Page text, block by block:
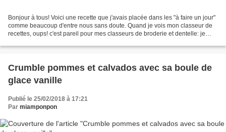
Bonjour à tous! Voici une recette que j'avais placée dans les "à faire un jour"
comme beaucoup d'entre nous sans doute. Quand je vois mon classeur de
recettes, oups! c'est pareil pour mes classeurs de broderie et dentelle: je
Crumble pommes et calvados avec sa boule de
glace vanille
Publié le 25/02/2018 à 17:21
Par miamponpon